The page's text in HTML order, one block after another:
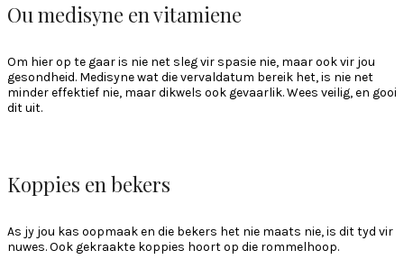
Ou medisyne en vitamiene
Om hier op te gaar is nie net sleg vir spasie nie, maar ook vir jou
gesondheid. Medisyne wat die vervaldatum bereik het, is nie net
minder effektief nie, maar dikwels ook gevaarlik. Wees veilig, en gooi
dit uit.
Koppies en bekers
As jy jou kas oopmaak en die bekers het nie maats nie, is dit tyd vir
nuwes. Ook gekraakte koppies hoort op die rommelhoop.